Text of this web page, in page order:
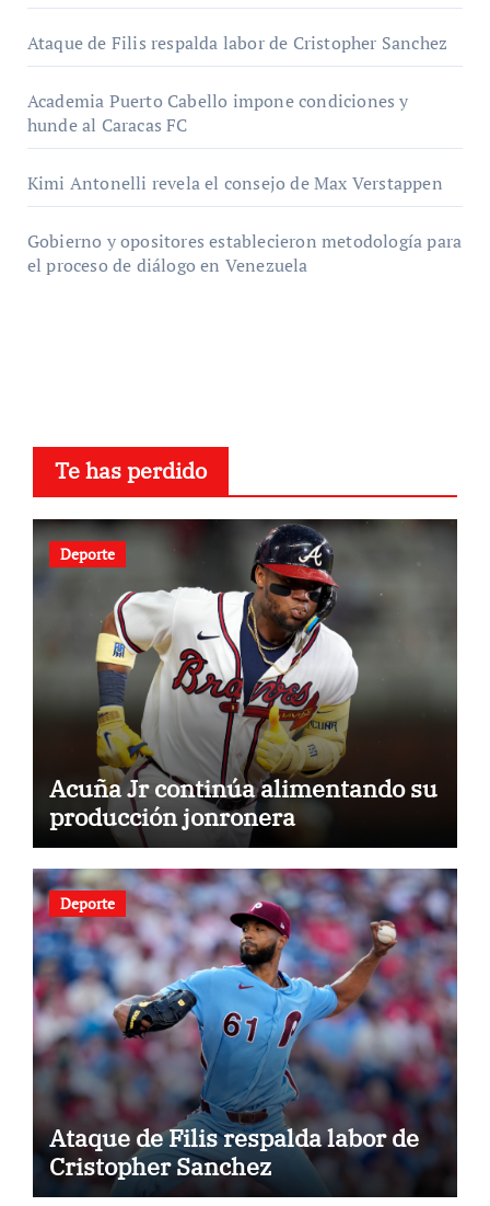
Ataque de Filis respalda labor de Cristopher Sanchez
Academia Puerto Cabello impone condiciones y
hunde al Caracas FC
Kimi Antonelli revela el consejo de Max Verstappen
Gobierno y opositores establecieron metodología para
el proceso de diálogo en Venezuela
Te has perdido
Deporte
Acuña Jr continúa alimentando su
producción jonronera
Deporte
Ataque de Filis respalda labor de
Cristopher Sanchez